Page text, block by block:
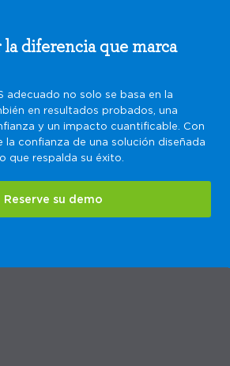
la diferencia que marca
adecuado no solo se basa en la
en resultados probados, una
y un impacto cuantificable. Con
la confianza de una solución diseñada
que respalda su éxito.
Reserve su demo